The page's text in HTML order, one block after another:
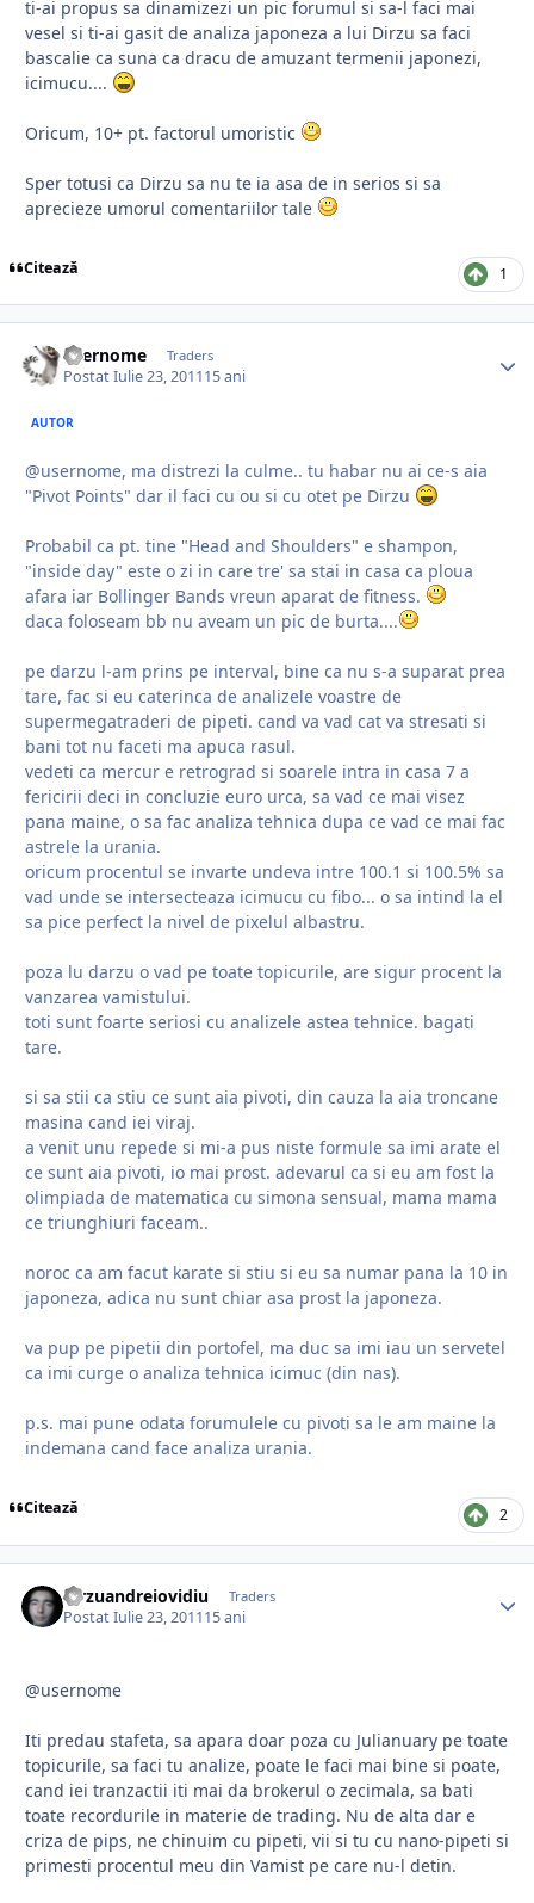
ti-ai propus sa dinamizezi un pic forumul si sa-l faci mai
vesel si ti-ai gasit de analiza japoneza a lui Dirzu sa faci
bascalie ca suna ca dracu de amuzant termenii japonezi,
icimucu....
Oricum, 10+ pt. factorul umoristic
Sper totusi ca Dirzu sa nu te ia asa de in serios si sa
aprecieze umorul comentariilor tale
Citează 1
usernome Traders
PostatIulie 23, 201115 ani
AUTOR
@usernome, ma distrezi la culme.. tu habar nu ai ce-s aia
"Pivot Points" dar il faci cu ou si cu otet pe Dirzu
Probabil ca pt. tine "Head and Shoulders" e shampon,
"inside day" este o zi in care tre' sa stai in casa ca ploua
afara iar Bollinger Bands vreun aparat de fitness.
daca foloseam bb nu aveam un pic de burta....
pe darzu l-am prins pe interval, bine ca nu s-a suparat prea
tare, fac si eu caterinca de analizele voastre de
supermegatraderi de pipeti. cand va vad cat va stresati si
bani tot nu faceti ma apuca rasul.
vedeti ca mercur e retrograd si soarele intra in casa 7 a
fericirii deci in concluzie euro urca, sa vad ce mai visez
pana maine, o sa fac analiza tehnica dupa ce vad ce mai fac
astrele la urania.
oricum procentul se invarte undeva intre 100.1 si 100.5% sa
vad unde se intersecteaza icimucu cu fibo... o sa intind la el
sa pice perfect la nivel de pixelul albastru.
poza lu darzu o vad pe toate topicurile, are sigur procent la
vanzarea vamistului.
toti sunt foarte seriosi cu analizele astea tehnice. bagati
tare.
si sa stii ca stiu ce sunt aia pivoti, din cauza la aia troncane
masina cand iei viraj.
a venit unu repede si mi-a pus niste formule sa imi arate el
ce sunt aia pivoti, io mai prost. adevarul ca si eu am fost la
olimpiada de matematica cu simona sensual, mama mama
ce triunghiuri faceam..
noroc ca am facut karate si stiu si eu sa numar pana la 10 in
japoneza, adica nu sunt chiar asa prost la japoneza.
va pup pe pipetii din portofel, ma duc sa imi iau un servetel
ca imi curge o analiza tehnica icimuc (din nas).
p.s. mai pune odata forumulele cu pivoti sa le am maine la
indemana cand face analiza urania.
Citează 2
dirzuandreiovidiu Traders
PostatIulie 23, 201115 ani
@usernome
Iti predau stafeta, sa apara doar poza cu Julianuary pe toate
topicurile, sa faci tu analize, poate le faci mai bine si poate,
cand iei tranzactii iti mai da brokerul o zecimala, sa bati
toate recordurile in materie de trading. Nu de alta dar e
criza de pips, ne chinuim cu pipeti, vii si tu cu nano-pipeti si
primesti procentul meu din Vamist pe care nu-l detin.